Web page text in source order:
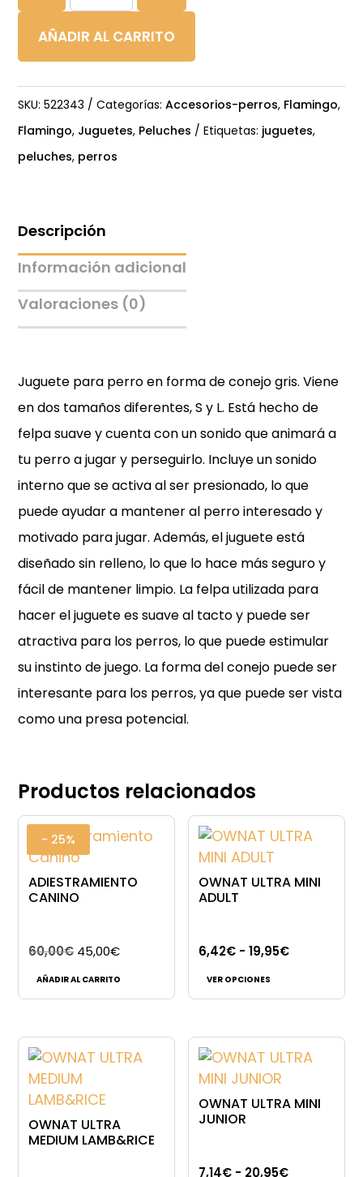
Juguete
perros
cantidad
AÑADIR AL CARRITO
SKU:522343 Categorías:Accesorios-perros, Flamingo,
Flamingo, Juguetes, Peluches Etiquetas: juguetes,
peluches, perros
Descripción
Información adicional
Valoraciones (0)
Juguete para perro en forma de conejo gris. Viene
en dos tamaños diferentes, S y L. Está hecho de
felpa suave y cuenta con un sonido que animará a
tu perro a jugar y perseguirlo. Incluye un sonido
interno que se activa al ser presionado, lo que
puede ayudar a mantener al perro interesado y
motivado para jugar. Además, el juguete está
diseñado sin relleno, lo que lo hace más seguro y
fácil de mantener limpio. La felpa utilizada para
hacer el juguete es suave al tacto y puede ser
atractiva para los perros, lo que puede estimular
su instinto de juego. La forma del conejo puede ser
interesante para los perros, ya que puede ser vista
como una presa potencial.
Productos relacionados
- 25%
ADIESTRAMIENTO
CANINO
60,00€ El
60,00€.
45,00€El
45,00€.
AÑADIR AL CARRITO
OWNAT ULTRA MINI
ADULT
6,42€ - 19,95€Rango
6,42€
hasta
VER OPCIONES
producto
múltiples
variantes.
Las
opciones
OWNAT ULTRA
MEDIUM LAMB&RICE
OWNAT ULTRA MINI
JUNIOR
7,14€ - 20,95€Rango